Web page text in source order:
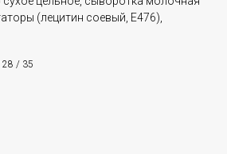
(лецитин соевый, Е476),
/ 35